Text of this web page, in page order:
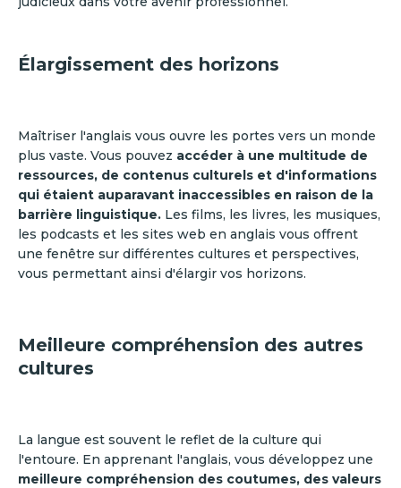
Élargissement des horizons
Maîtriser l'anglais vous ouvre les portes vers un monde
plus vaste. Vous pouvez accéder à une multitude de
ressources, de contenus culturels et d'informations
qui étaient auparavant inaccessibles en raison de la
barrière linguistique. Les films, les livres, les musiques,
les podcasts et les sites web en anglais vous offrent
une fenêtre sur différentes cultures et perspectives,
vous permettant ainsi d'élargir vos horizons.
Meilleure compréhension des autres
cultures
La langue est souvent le reflet de la culture qui
l'entoure. En apprenant l'anglais, vous développez une
meilleure compréhension des coutumes, des valeurs